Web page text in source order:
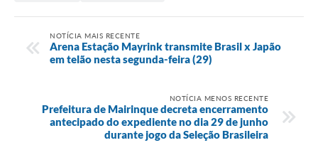
NOTÍCIA MAIS RECENTE
Arena Estação Mayrink transmite Brasil x Japão
em telão nesta segunda-feira (29)
NOTÍCIA MENOS RECENTE
Prefeitura de Mairinque decreta encerramento
antecipado do expediente no dia 29 de junho
durante jogo da Seleção Brasileira